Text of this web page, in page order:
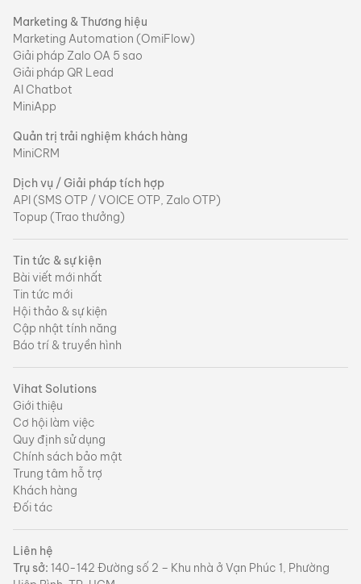
Marketing & Thương hiệu
Marketing Automation (OmiFlow)
Giải pháp Zalo OA 5 sao
Giải pháp QR Lead
AI Chatbot
MiniApp
Quản trị trải nghiệm khách hàng
MiniCRM
Dịch vụ / Giải pháp tích hợp
API (SMS OTP / VOICE OTP, Zalo OTP)
Topup (Trao thưởng)
Tin tức & sự kiện
Bài viết mới nhất
Tin tức mới
Hội thảo & sự kiện
Cập nhật tính năng
Báo trí & truyền hình
Vihat Solutions
Giới thiệu
Cơ hội làm việc
Quy định sử dụng
Chính sách bảo mật
Trung tâm hỗ trợ
Khách hàng
Đối tác
Liên hệ
Trụ sở: 140-142 Đường số 2 – Khu nhà ở Vạn Phúc 1, Phường